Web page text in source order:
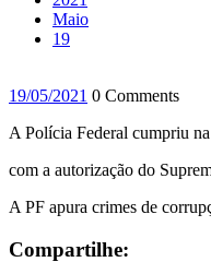
Maio
19
19/05/2021 0 Comments
A Polícia Federal cumpriu
com a autorização do
A PF apura crimes de
Compartilhe: